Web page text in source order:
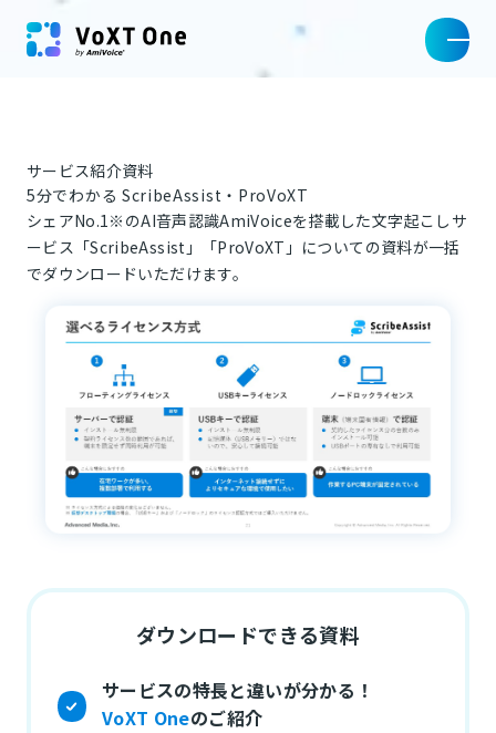
サービス紹介資料
5分でわかる ScribeAssist・ProVoXT
シェアNo.1※のAI音声認識AmiVoiceを搭載した文字起こしサ
ービス「ScribeAssist」「ProVoXT」についての資料が一括
でダウンロードいただけます。
ダウンロードできる資料
サービスの特長と違いが分かる！
VoXT Oneのご紹介